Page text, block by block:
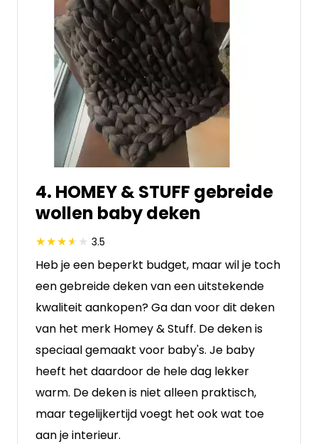
4. HOMEY & STUFF gebreide
wollen baby deken
3.5
Heb je een beperkt budget, maar wil je toch
een gebreide deken van een uitstekende
kwaliteit aankopen? Ga dan voor dit deken
van het merk Homey & Stuff. De deken is
speciaal gemaakt voor baby's. Je baby
heeft het daardoor de hele dag lekker
warm. De deken is niet alleen praktisch,
maar tegelijkertijd voegt het ook wat toe
aan je interieur.